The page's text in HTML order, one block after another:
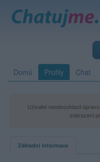
Domů Profily Chat
Uživatel neodsouhlasil
zobrazení
Základní informace